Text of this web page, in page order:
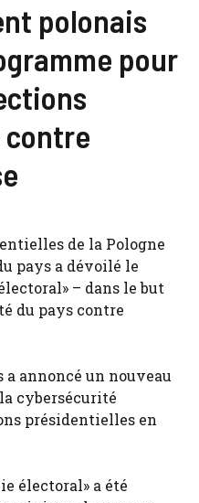
polonais
pour
de la Pologne
pays a dévoilé le
– dans le but
du pays contre
annoncé un nouveau
cybersécurité
présidentielles en
électoral» a été